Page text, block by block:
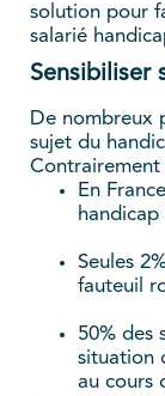
solution pour
salarié
Sensibiliser
De nombreux
sujet du
Contrairement
En
Seules
fauteuil
50% des
situation
au cours